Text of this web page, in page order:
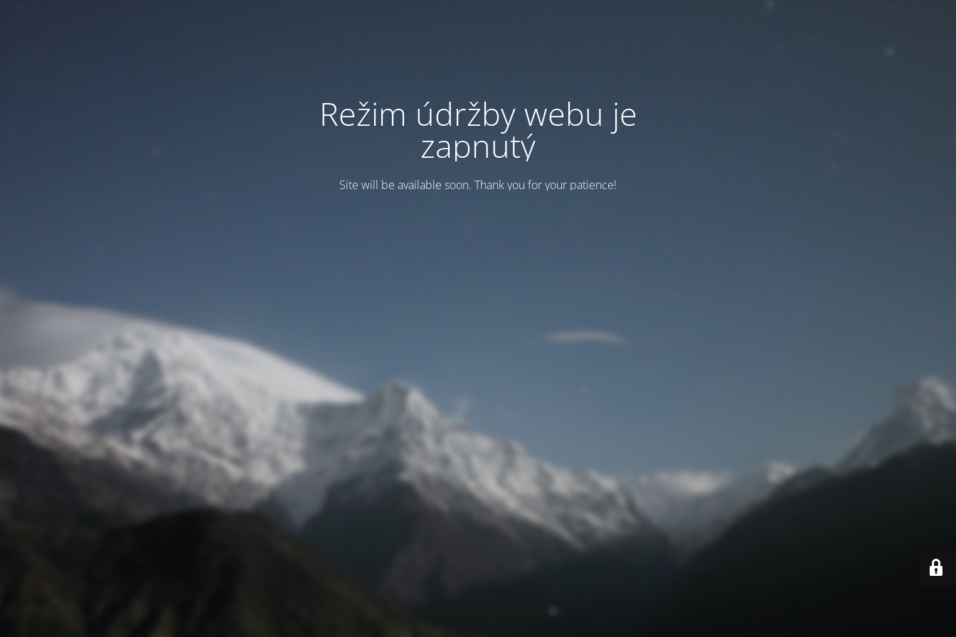
Režim údržby webu je
zapnutý
Site will be available soon. Thank you for your patience!